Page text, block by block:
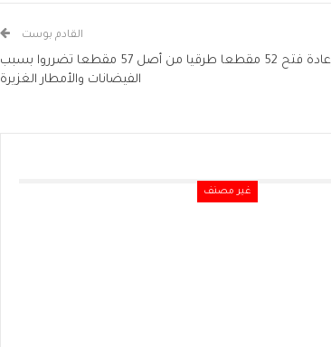
القادم بوست
إعادة فتح 52 مقطعا طرقيا من أصل 57 مقطعا تضرروا بسبب
الفيضانات والأمطار الغزيرة
غير مصنف